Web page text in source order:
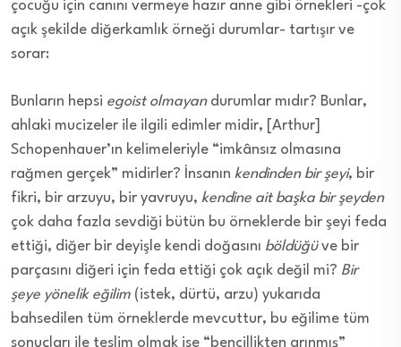
çocuğu için canını vermeye hazır anne gibi örnekleri -çok
açık şekilde diğerkamlık örneği durumlar- tartışır ve
sorar:
Bunların hepsi egoist olmayandurumlar mıdır? Bunlar,
ahlaki mucizeler ile ilgili edimler midir, [Arthur]
Schopenhauer’ın kelimeleriyle “imkânsız olmasına
rağmen gerçek” midirler? İnsanın kendinden bir şeyi, bir
fikri, bir arzuyu, bir yavruyu, kendine ait başka bir şeyden
çok daha fazla sevdiği bütün bu örneklerde bir şeyi feda
ettiği, diğer bir deyişle kendi doğasını böldüğüve bir
parçasını diğeri için feda ettiği çok açık değil mi? Bir
şeye yönelik eğilim (istek, dürtü, arzu) yukarıda
bahsedilen tüm örneklerde mevcuttur, bu eğilime tüm
sonuçları ile teslim olmak ise “bencillikten arınmış”